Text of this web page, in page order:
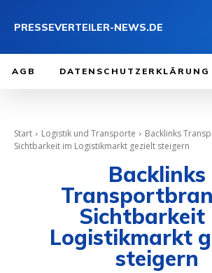
PRESSEVERTEILER-NEWS.DE
AGB DATENSCHUTZERKLÄRUNG
Start Logistik und Transporte
Backlinks
Sichtbarkeit im Logistikmarkt gezielt steigern
Backlinks
Sichtbarkeit
Logistikmarkt
steigern